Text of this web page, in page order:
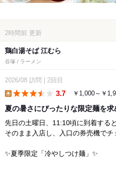
2時間前 更新
鶏白湯そば 江むら
谷塚 / ラーメン
2026/08 訪問 2回目
3.7 ￥1,000～￥
夏の暑さにぴったりな限定麺を求
先日の土曜日、11:10頃に到着する
そのまま入店し、入口の券売機で
✨夏季限定「冷やしつけ麺」✨